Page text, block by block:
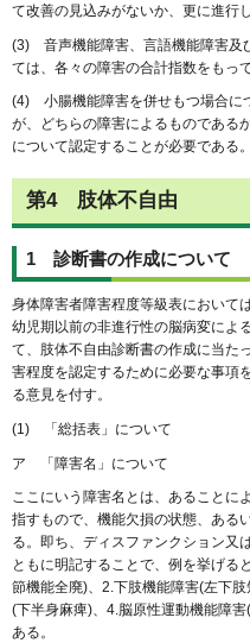
て改善の見込みがないか、更に進行
(3) 音声機能障害、言語機能障害及
ては、各々の障害の合計指数をもっ
(4) 小腸機能障害を併せもつ場合に
が、どちらの障害によるものである
について認定することが必要である。
第4 肢体不自由
1 診断書の作成について
身体障害者障害程度等級表において
幼児期以前の非進行性の脳病変によ
て、肢体不自由診断書の作成に当た
害程度を認定するために必要な事項
る意見を付す。
(1) 「総括表」について
ア 「障害名」について
ここにいう障害名とは、あることに
指すもので、機能欠損の状態、ある
る。即ち、ディスファンクション又
ともに明記することで、例を挙げる
節機能全廃)、2.下肢機能障害(左下
(下半身麻痺)、4.脳原性運動機能障
ある。